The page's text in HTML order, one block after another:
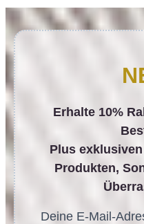
Erhalte 10%
Plus
Produkten,
Deine E-Mail-